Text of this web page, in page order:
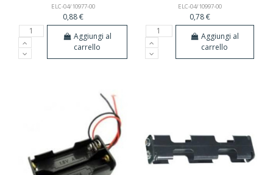
ELC-04/10977-00
0,88 €
Aggiungi al
carrello
ELC-04/10997-00
0,78 €
Aggiungi al
carrello